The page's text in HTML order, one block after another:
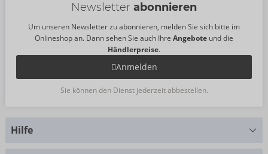
Newsletter abonnieren
Um unseren Newsletter zu abonnieren, melden Sie sich bitte im
Onlineshop an. Dann sehen Sie auch Ihre Angebote und die
Händlerpreise.
Anmelden
Sie können den Dienst jederzeit abbestellen.
Hilfe